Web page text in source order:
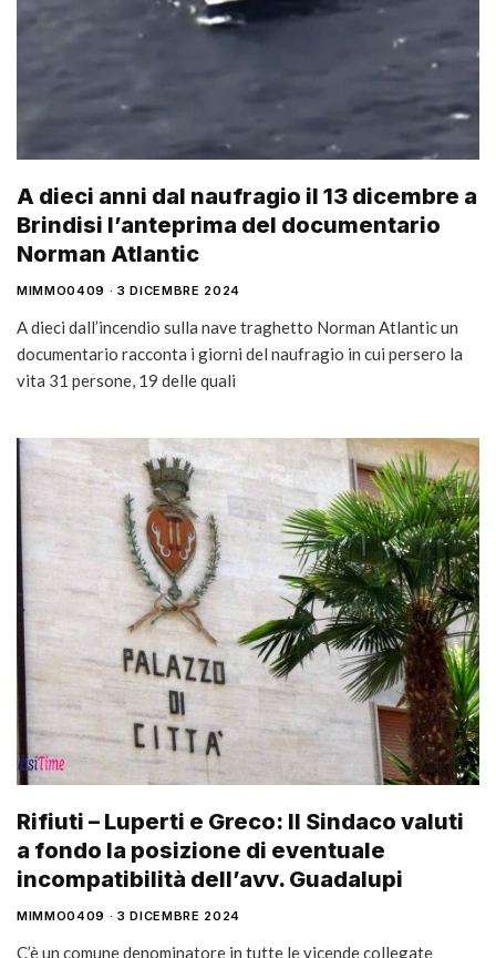
A dieci anni dal naufragio il 13 dicembre a
Brindisi l’anteprima del documentario
Norman Atlantic
MIMMO0409 3 DICEMBRE 2024
A dieci dall’incendio sulla nave traghetto Norman Atlantic un
documentario racconta i giorni del naufragio in cui persero la
vita 31 persone, 19 delle quali
Rifiuti – Luperti e Greco: Il Sindaco valuti
a fondo la posizione di eventuale
incompatibilità dell’avv. Guadalupi
MIMMO0409 3 DICEMBRE 2024
C’è un comune denominatore in tutte le vicende collegate